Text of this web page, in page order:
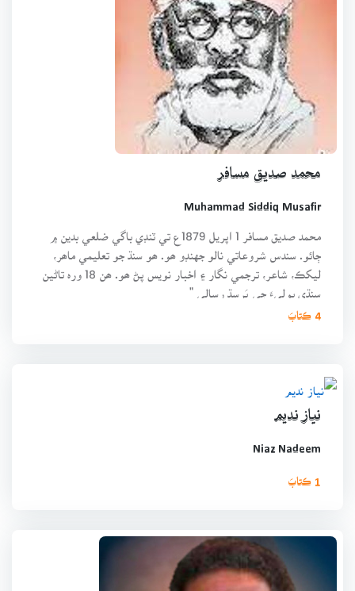
محمد صديق مسافر
Muhammad Siddiq Musafir
محمد صديق مسافر 1 اپريل 1879ع تي ٽنڊي باگي ضلعي بدين ۾
ڄائو. سندس شروعاتي نالو جهنڊو ھو. ھو سنڌ جو تعليمي ماھر،
ليکڪ، شاعر، ترجمي نگار ۽ اخبار نويس پڻ ھو. ھن 18 ورہ تاڻين
سنڌي ٻوليءَ جي پَرسِڌ رسالي "
4 ڪتابَ
نياز نديم
Niaz Nadeem
1 ڪتابَ